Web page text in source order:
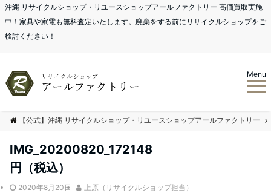
沖縄 リサイクルショップ・リユースショップアールファクトリー 高価買取実施
中！家具や家電も無料査定いたします。廃棄をする前にリサイクルショップをご
検討ください！
Menu
【公式】沖縄 リサイクルショップ・リユースショップアールファクトリー
IMG_20200820_172148
円（税込）
2020年8月20日 上原（リサイクルショップ担当）